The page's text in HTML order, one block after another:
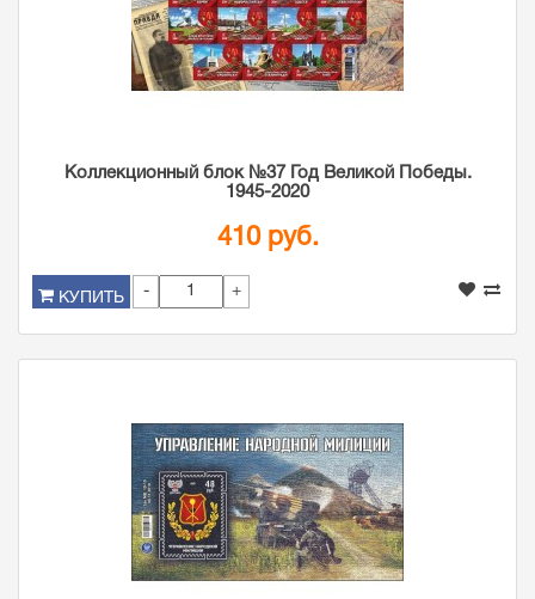
Коллекционный блок №37 Год Великой Победы.
1945-2020
410 руб.
КУПИТЬ - +